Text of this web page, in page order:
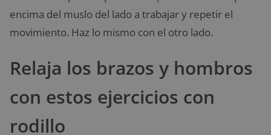
encima del muslo del lado a trabajar y repetir el
movimiento. Haz lo mismo con el otro lado.
Relaja los brazos y hombros
con estos ejercicios con
rodillo